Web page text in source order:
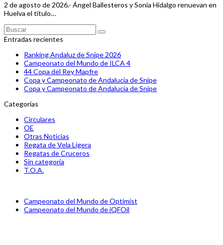
2 de agosto de 2026.- Ángel Ballesteros y Sonia Hidalgo renuevan en
Huelva el título…
Buscar
Enviar
Entradas recientes
Ranking Andaluz de Snipe 2026
Campeonato del Mundo de ILCA 4
44 Copa del Rey Mapfre
Copa y Campeonato de Andalucía de Snipe
Copa y Campeonato de Andalucía de Snipe
Categorías
Circulares
OE
Otras Noticias
Regata de Vela Ligera
Regatas de Cruceros
Sin categoría
T.O.A.
previous
post:
Campeonato del Mundo de Optimist
next
Campeonato del Mundo de iQFOil